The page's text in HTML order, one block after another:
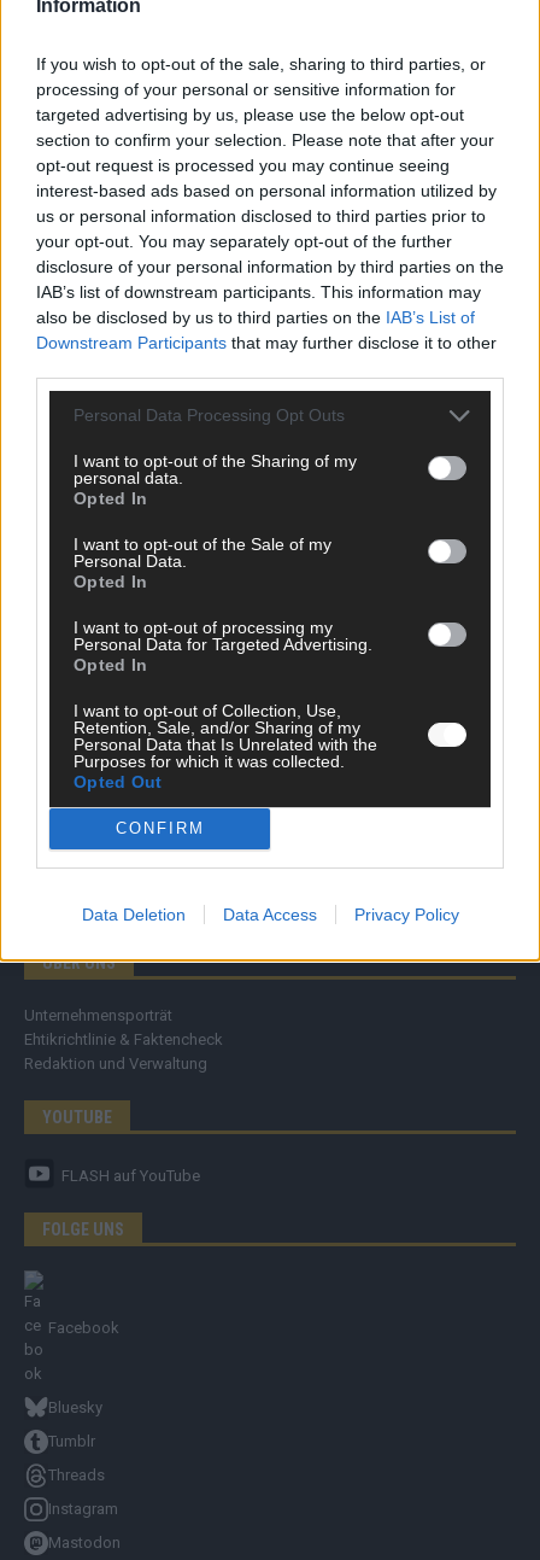
Information
If you wish to opt-out of the sale, sharing to third parties, or
processing of your personal or sensitive information for
targeted advertising by us, please use the below opt-out
section to confirm your selection. Please note that after your
opt-out request is processed you may continue seeing
interest-based ads based on personal information utilized by
us or personal information disclosed to third parties prior to
your opt-out. You may separately opt-out of the further
disclosure of your personal information by third parties on the
IAB’s list of downstream participants. This information may
also be disclosed by us to third parties on the IAB’s List of
Downstream Participants that may further disclose it to other
Personal Data Processing Opt Outs
I want to opt-out of the Sharing of my
personal data.
Opted In
I want to opt-out of the Sale of my
Personal Data.
Opted In
I want to opt-out of processing my
Personal Data for Targeted Advertising.
Opted In
I want to opt-out of Collection, Use,
Retention, Sale, and/or Sharing of my
Personal Data that Is Unrelated with the
Purposes for which it was collected.
Opted Out
CONFIRM
Data Deletion Data Access Privacy Policy
SCHNELL ZUM RESSORT
Nachrichten
Wirtschaft
Ratgeber
Kommentar
Eurovision
FLASH – DAS VIDEOPORTAL
ÜBER UNS
Unternehmensporträt
Ehtikrichtlinie & Faktencheck
Redaktion und Verwaltung
YOUTUBE
FLASH auf YouTube
FOLGE UNS
Facebook
Bluesky
Tumblr
Threads
Instagram
Mastodon